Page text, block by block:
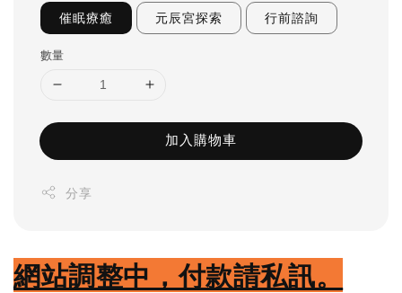
催眠療癒 元辰宮探索 行前諮詢
數量
加入購物車
分享
網站調整中，付款請私訊。